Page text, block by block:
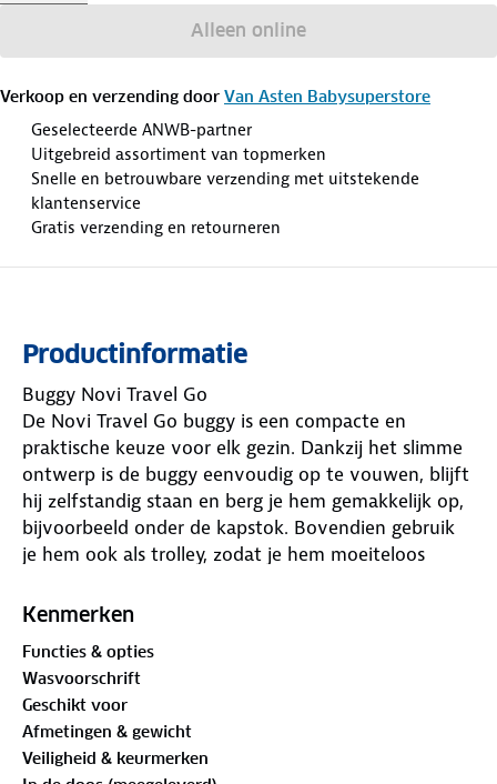
Alleen online
Verkoop en verzending door Van Asten Babysuperstore
Geselecteerde ANWB-partner
Uitgebreid assortiment van topmerken
Snelle en betrouwbare verzending met uitstekende
klantenservice
Gratis verzending en retourneren
Productinformatie
Buggy Novi Travel Go
De Novi Travel Go buggy is een compacte en
praktische keuze voor elk gezin. Dankzij het slimme
ontwerp is de buggy eenvoudig op te vouwen, blijft
hij zelfstandig staan en berg je hem gemakkelijk op,
bijvoorbeeld onder de kapstok. Bovendien gebruik
je hem ook als trolley, zodat je hem moeiteloos
Comfort voor je kind
maanden tot 22 kg en biedt een comfortabele zit-
en ligpositie. De traploos verstelbare rugleuning
zorgt ervoor dat je altijd de juiste stand kunt kiezen
voor je kind.
De zitting is gemaakt van ademende stof en mesh,
Kenmerken
Functies & opties
Wasvoorschrift
Geschikt voor
Afmetingen & gewicht
Veiligheid & keurmerken